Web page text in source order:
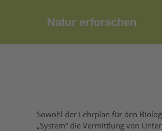
Natur erforschen
Sowohl der Lehrplan für den
„System“ die Vermittlung von